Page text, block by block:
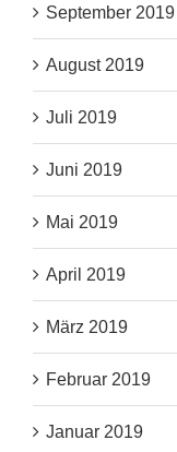
September 2019
August 2019
Juli 2019
Juni 2019
Mai 2019
April 2019
März 2019
Februar 2019
Januar 2019